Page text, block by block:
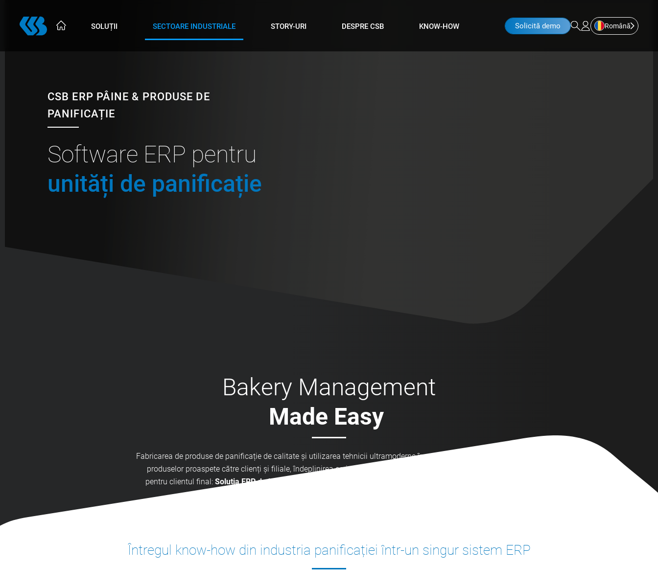
SOLUȚII SECTOARE INDUSTRIALE STORY-URI DESPRE CSB KNOW-HOW Solicită demo Română
CSB ERP PÂINE & PRODUSE DE
PANIFICAȚIE
Software ERP pentru
unități de panificație
Bakery Management
Made Easy
Fabricarea de produse de panificație de calitate și utilizarea tehnicii ultramoderne în acest sens, livrarea rapidă a
produselor proaspete către clienți și filiale, îndeplinirea cerințelor legale și crearea transparenței produselor
pentru clientul final: Soluția ERP de branșă de la CSB pentru unități de panificație și patiserie
Întregul know-how din industria panificației într-un singur sistem ERP